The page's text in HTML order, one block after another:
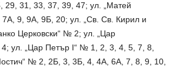
29, 31, 33, 37, 39, 47; ул. „Матей
9, 9А, 9Б, 20; ул. „Св. Св. Кирил и
Церковски“ № 2; ул. „Цар
ул. „Цар Петър I“ № 1, 2, 3, 4, 5, 7, 8,
№ 2, 2Б, 3, 3Б, 4, 4А, 6А, 7, 8, 9, 10,